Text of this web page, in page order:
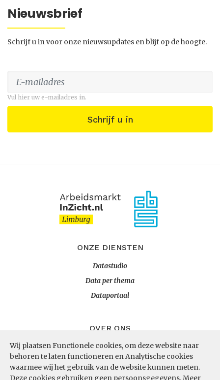
Wij plaatsen Functionele cookies, om deze website naar
behoren te laten functioneren en Analytische cookies
waarmee wij het gebruik van de website kunnen meten.
Deze cookies gebruiken geen persoonsgegevens.Meer
Nieuwsbrief
Schrijf u in voor onze nieuwsupdates en blijf op de hoogte.
Vul hier uw e-mailadres in.
Schrijf u in
ONZE DIENSTEN
Datastudio
Data per thema
Dataportaal
OVER ONS
InZicht
Contact